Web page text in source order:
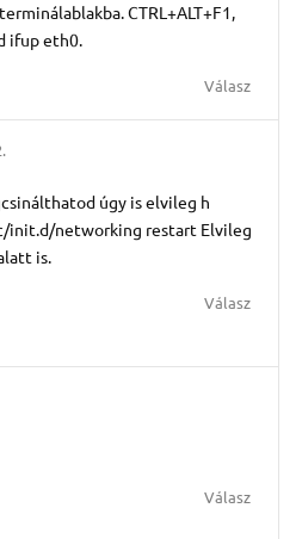
CTRL+ALT+F1,
ifup eth0.
Válasz
úgy is elvileg h
init.d/networking restart Elvileg
is.
Válasz
Válasz